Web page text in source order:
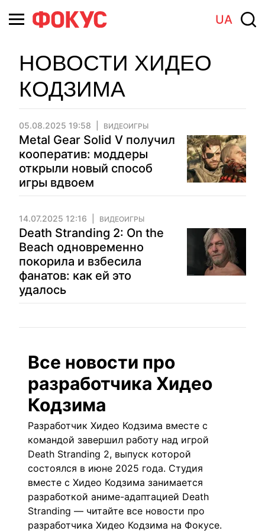
UA
НОВОСТИ ХИДЕО
КОДЗИМА
05.08.2025 19:58 ВИДЕОИГРЫ
Metal Gear Solid V получил
кооператив: моддеры
открыли новый способ
игры вдвоем
14.07.2025 12:16 ВИДЕОИГРЫ
Death Stranding 2: On the
Beach одновременно
покорила и взбесила
фанатов: как ей это
удалось
Все новости про
разработчика Хидео
Кодзима
Разработчик Хидео Кодзима вместе с
командой завершил работу над игрой
Death Stranding 2, выпуск которой
состоялся в июне 2025 года. Студия
вместе с Хидео Кодзима занимается
разработкой аниме-адаптацией Death
Stranding — читайте все новости про
разработчика Хидео Кодзима на Фокусе.